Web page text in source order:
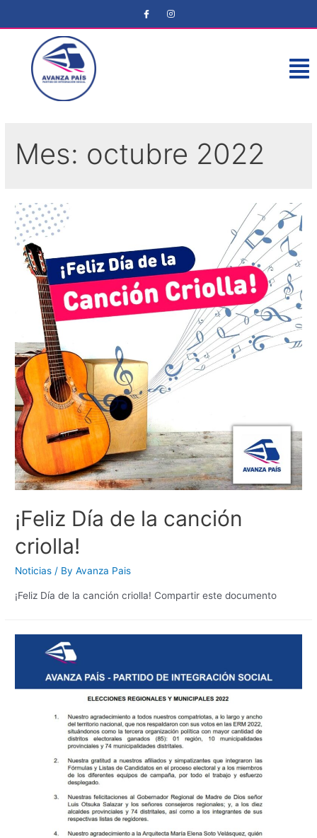
Mes: octubre 2022
¡Feliz Día de la canción
criolla!
Noticias / ByAvanza Pais
¡Feliz Día de la canción criolla! Compartir este documento